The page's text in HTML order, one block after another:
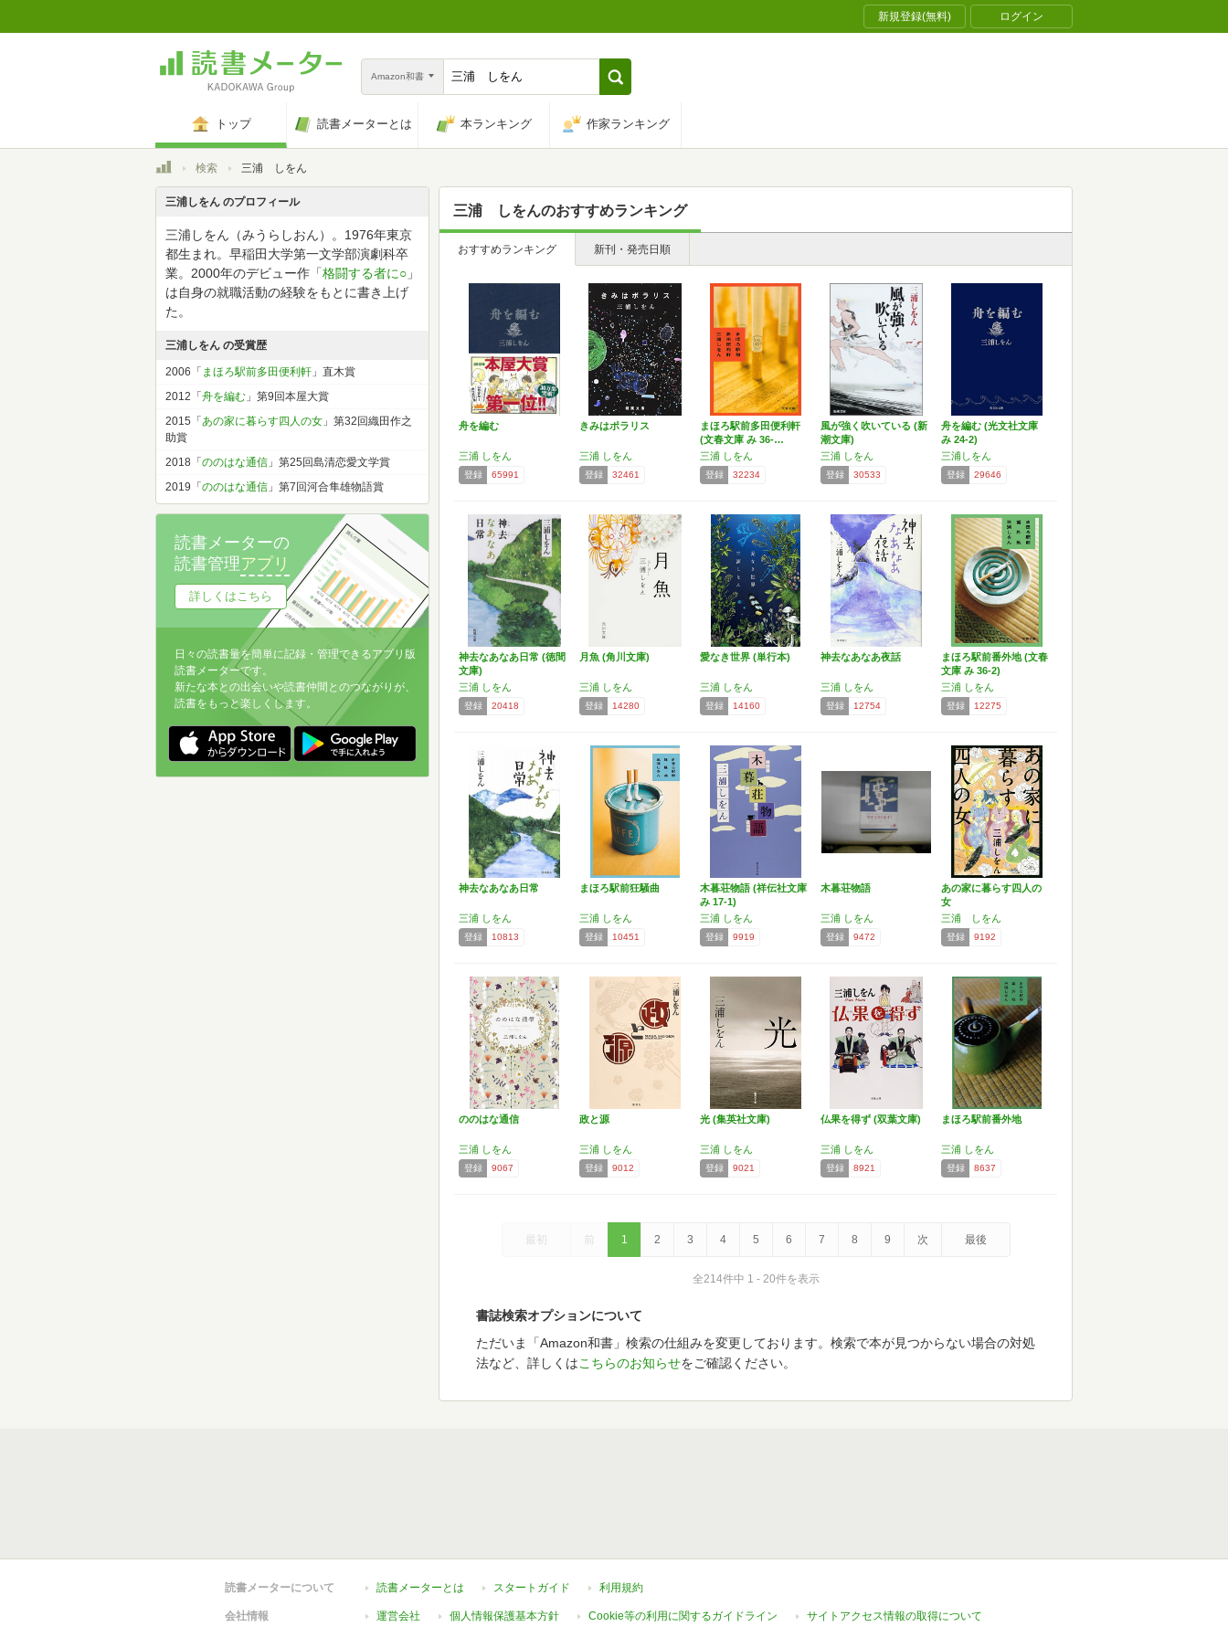
新規登録(無料) ログイン
Amazon和書
トップ 読書メーターとは 本ランキング 作家ランキング
トップ検索 三浦 しをん
三浦 しをんのおすすめランキング
おすすめランキング 新刊・発売日順
舟を編む
三浦 しをん
登録 65991
きみはポラリス
三浦 しをん
登録 32461
まほろ駅前多田便利軒
(文春文庫 み 36-…
三浦 しをん
登録 32234
風が強く吹いている (新
潮文庫)
三浦 しをん
登録 30533
舟を編む (光文社文庫
み 24-2)
三浦しをん
登録 29646
神去なあなあ日常 (徳間
文庫)
三浦 しをん
登録 20418
月魚 (角川文庫)
三浦 しをん
登録 14280
愛なき世界 (単行本)
三浦 しをん
登録 14160
神去なあなあ夜話
三浦 しをん
登録 12754
まほろ駅前番外地 (文春
文庫 み 36-2)
三浦 しをん
登録 12275
神去なあなあ日常
三浦 しをん
登録 10813
まほろ駅前狂騒曲
三浦 しをん
登録 10451
木暮荘物語 (祥伝社文庫
み 17-1)
三浦 しをん
登録 9919
木暮荘物語
三浦 しをん
登録 9472
あの家に暮らす四人の
女
三浦 しをん
登録 9192
ののはな通信
三浦 しをん
登録 9067
政と源
三浦 しをん
登録 9012
光 (集英社文庫)
三浦 しをん
登録 9021
仏果を得ず (双葉文庫)
三浦 しをん
登録 8921
まほろ駅前番外地
三浦 しをん
登録 8637
最初 前 1 2 3 4 5 6 7 8 9 次 最後
全214件中 1 - 20件を表示
書誌検索オプションについて
ただいま「Amazon和書」検索の仕組みを変更しております。検索で本が見つからない場合の対処
法など、詳しくはこちらのお知らせをご確認ください。
三浦しをん のプロフィール
三浦しをん（みうらしおん）。1976年東京
都生まれ。早稲田大学第一文学部演劇科卒
業。2000年のデビュー作「格闘する者に○ 」
は自身の就職活動の経験をもとに書き上げ
た。
三浦しをん の受賞歴
2006「 まほろ駅前多田便利軒 」直木賞
2012「 舟を編む 」第9回本屋大賞
2015「 あの家に暮らす四人の女 」第32回織田作之
助賞
2018「 ののはな通信 」第25回島清恋愛文学賞
2019「 ののはな通信 」第7回河合隼雄物語賞
読書メーターの
読書管理アプリ
詳しくはこちら
日々の読書量を簡単に記録・管理できるアプリ版
読書メーターです。
新たな本との出会いや読書仲間とのつながりが、
読書をもっと楽しくします。
読書メーターについて 読書メーターとは スタートガイド 利用規約
会社情報 運営会社 個人情報保護基本方針 Cookie等の利用に関するガイドライン サイトアクセス情報の取得について